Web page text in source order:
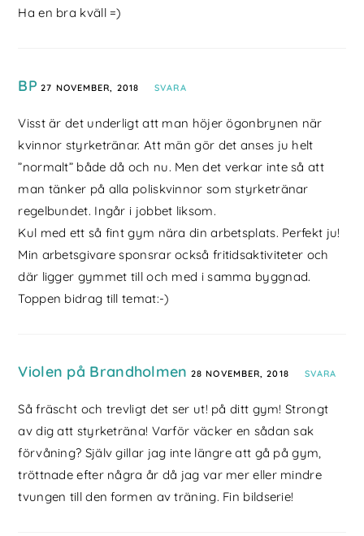
Ha en bra kväll =)
BP 27 NOVEMBER, 2018 SVARA
Visst är det underligt att man höjer ögonbrynen när
kvinnor styrketränar. Att män gör det anses ju helt
”normalt” både då och nu. Men det verkar inte så att
man tänker på alla poliskvinnor som styrketränar
regelbundet. Ingår i jobbet liksom.
Kul med ett så fint gym nära din arbetsplats. Perfekt ju!
Min arbetsgivare sponsrar också fritidsaktiviteter och
där ligger gymmet till och med i samma byggnad.
Toppen bidrag till temat:-)
Violen på Brandholmen 28 NOVEMBER, 2018 SVARA
Så fräscht och trevligt det ser ut! på ditt gym! Strongt
av dig att styrketräna! Varför väcker en sådan sak
förvåning? Själv gillar jag inte längre att gå på gym,
tröttnade efter några år då jag var mer eller mindre
tvungen till den formen av träning. Fin bildserie!